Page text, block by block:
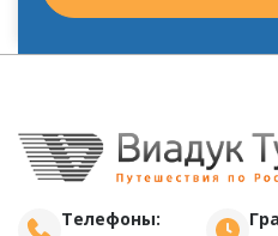
Телефоны: